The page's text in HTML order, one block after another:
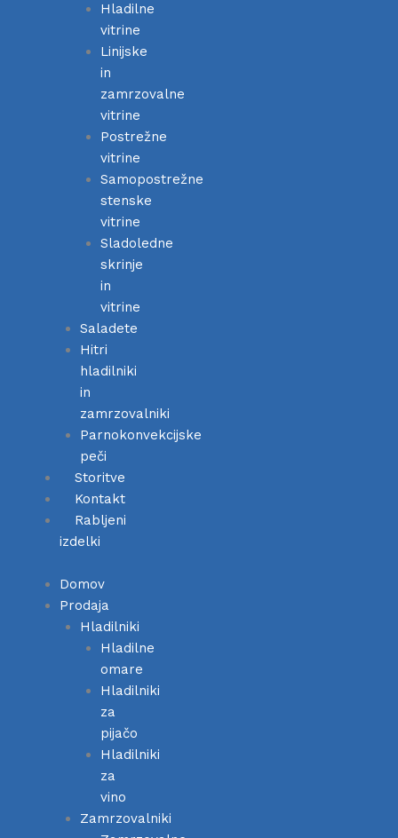
Hladilne
vitrine
Linijske
in
zamrzovalne
vitrine
Postrežne
vitrine
Samopostrežne
stenske
vitrine
Sladoledne
skrinje
in
vitrine
Saladete
Hitri
hladilniki
in
zamrzovalniki
Parnokonvekcijske
peči
Storitve
Kontakt
Rabljeni
izdelki
Domov
Prodaja
Hladilniki
Hladilne
omare
Hladilniki
za
pijačo
Hladilniki
za
vino
Zamrzovalniki